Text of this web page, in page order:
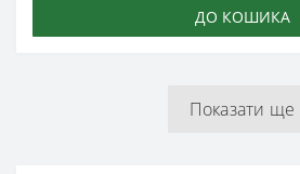
ДО КОШИКА
Показати ще